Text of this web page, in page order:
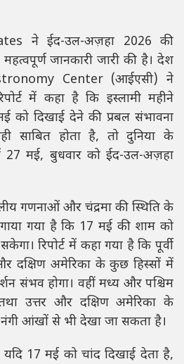
ने ईद-उल-अज़हा 2026 की
जानकारी जारी की है। देश
Center(आईएसी) ने
में कहा है कि इस्लामी महीने
को दिखाई देने की प्रबल संभावना
साबित होता है, तो दुनिया के
मई, बुधवार को ईद-उल-अज़हा
गणनाओं और चंद्रमा की स्थिति के
गया है कि 17 मई की शाम को
रिपोर्ट में कहा गया है कि पूर्वी
दक्षिण अमेरिका के कुछ हिस्सों में
संभव होगा। वहीं मध्य और पश्चिम
तथा उत्तर और दक्षिण अमेरिका के
नंगी आंखों से भी देखा जा सकता है।
यदि 17 मई को चांद दिखाई देता है,